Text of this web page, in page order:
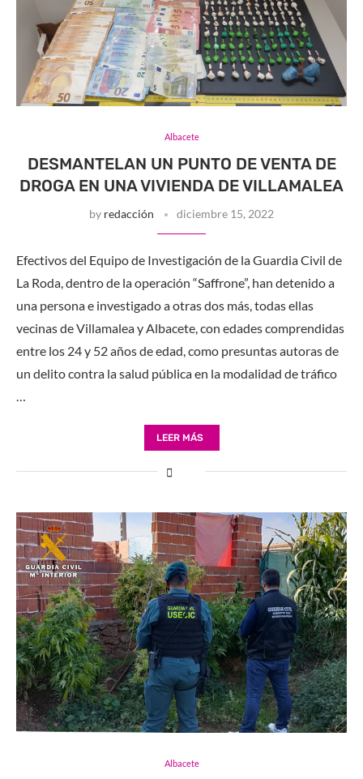
Albacete
DESMANTELAN UN PUNTO DE VENTA DE
DROGA EN UNA VIVIENDA DE VILLAMALEA
by redacción diciembre 15, 2022
Efectivos del Equipo de Investigación de la Guardia Civil de
La Roda, dentro de la operación “Saffrone”, han detenido a
una persona e investigado a otras dos más, todas ellas
vecinas de Villamalea y Albacete, con edades comprendidas
entre los 24 y 52 años de edad, como presuntas autoras de
un delito contra la salud pública en la modalidad de tráfico
LEER MÁS
Albacete